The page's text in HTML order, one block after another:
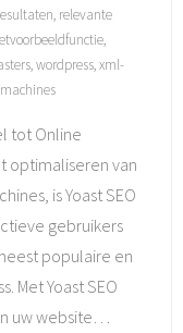
, relevante
,
,wordpress,xml-
tot Online
optimaliseren van
is Yoast SEO
gebruikers
populaire en
Met Yoast SEO
uw website…